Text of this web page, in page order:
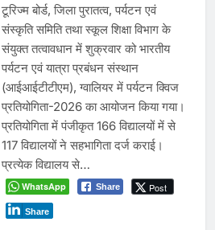
टूरिज्म बोर्ड, जिला पुरातत्व, पर्यटन एवं
संस्कृति समिति तथा स्कूल शिक्षा विभाग के
संयुक्त तत्वावधान में शुक्रवार को भारतीय
पर्यटन एवं यात्रा प्रबंधन संस्थान
(आईआईटीटीएम), ग्वालियर में पर्यटन क्विज
प्रतियोगिता-2026 का आयोजन किया गया।
प्रतियोगिता में पंजीकृत 166 विद्यालयों में से
117 विद्यालयों ने सहभागिता दर्ज कराई।
प्रत्येक विद्यालय से…
WhatsApp Share Post
Share